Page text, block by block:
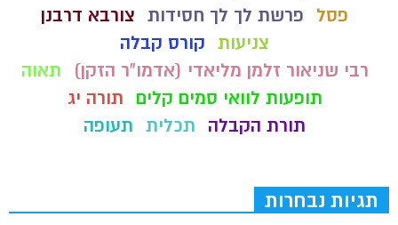
פסל
פרשת לך לך חסידות צורבא דרבנן
צניעות קורס קבלה
רבי שניאור זלמן מליאדי (אדמו"ר הזקן)
תאוה
תופעות לוואי סמים קלים
תורה יג
תורת הקבלה
תכלית תעופה
תגיות נבחרות